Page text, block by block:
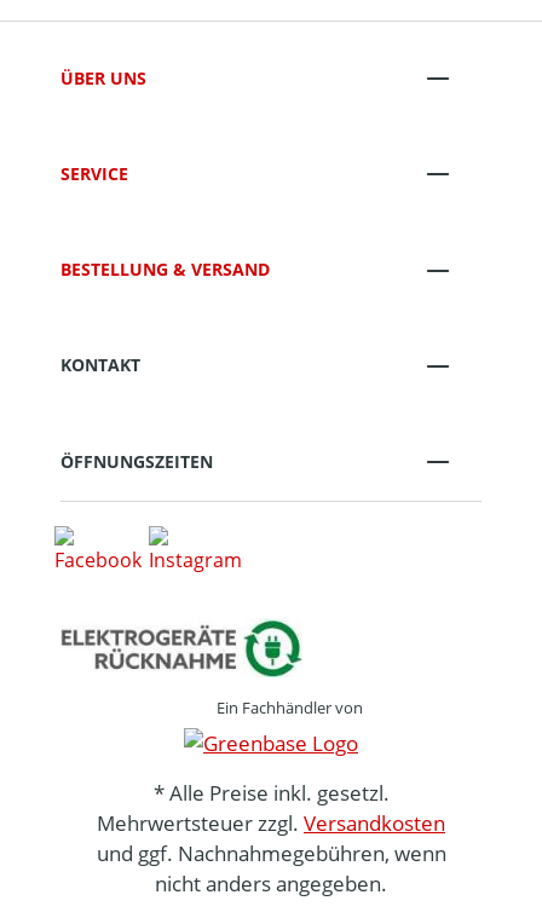
ÜBER UNS
SERVICE
BESTELLUNG & VERSAND
KONTAKT
ÖFFNUNGSZEITEN
Ein Fachhändler von
* Alle Preise inkl. gesetzl.
Mehrwertsteuer zzgl. Versandkosten
und ggf. Nachnahmegebühren, wenn
nicht anders angegeben.